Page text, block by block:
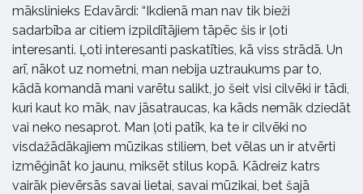
mākslinieks Edavārdi: “Ikdienā man nav tik bieži
sadarbība ar citiem izpildītājiem tāpēc šis ir ļoti
interesanti. Ļoti interesanti paskatīties, kā viss strādā. Un
arī, nākot uz nometni, man nebija uztraukums par to,
kādā komandā mani varētu salikt, jo šeit visi cilvēki ir tādi,
kuri kaut ko māk, nav jāsatraucas, ka kāds nemāk dziedāt
vai neko nesaprot. Man ļoti patīk, ka te ir cilvēki no
visdažādākajiem mūzikas stiliem, bet vēlas un ir atvērti
izmēģināt ko jaunu, miksēt stilus kopā. Kādreiz katrs
vairāk pievērsās savai lietai, savai mūzikai, bet šajā